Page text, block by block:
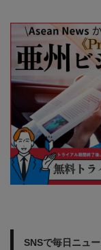
SNSで毎日ニュ